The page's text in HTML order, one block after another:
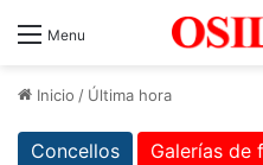
Menu
Inicio / Última hora
Concellos Galerías de